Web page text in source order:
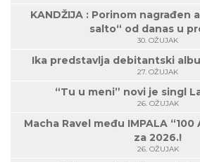
KANDŽIJA : Porinom nagrađen
salto“ od danas u
30. OŽUJAK
Ika predstavlja debitantski
27. OŽUJAK
“Tu u meni” novi je singl
26. OŽUJAK
Macha Ravel među IMPALA
za 2026.!
26. OŽUJAK